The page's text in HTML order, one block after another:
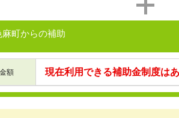
麻町からの補助
額 現在利用できる補助金制度は